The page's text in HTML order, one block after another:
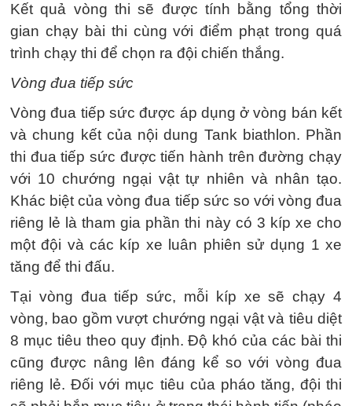
Kết quả vòng thi sẽ được tính bằng tổng thời
gian chạy bài thi cùng với điểm phạt trong quá
trình chạy thi để chọn ra đội chiến thắng.
Vòng đua tiếp sức
Vòng đua tiếp sức được áp dụng ở vòng bán kết
và chung kết của nội dung Tank biathlon. Phần
thi đua tiếp sức được tiến hành trên đường chạy
với 10 chướng ngại vật tự nhiên và nhân tạo.
Khác biệt của vòng đua tiếp sức so với vòng đua
riêng lẻ là tham gia phần thi này có 3 kíp xe cho
một đội và các kíp xe luân phiên sử dụng 1 xe
tăng để thi đấu.
Tại vòng đua tiếp sức, mỗi kíp xe sẽ chạy 4
vòng, bao gồm vượt chướng ngại vật và tiêu diệt
8 mục tiêu theo quy định. Độ khó của các bài thi
cũng được nâng lên đáng kể so với vòng đua
riêng lẻ. Đối với mục tiêu của pháo tăng, đội thi